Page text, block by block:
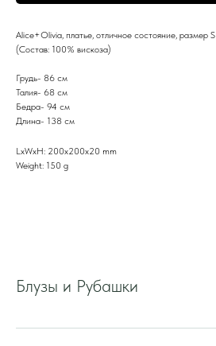
Alice+Olivia, платье, отличное состояние, размер S
(Состав: 100% вискоза)
Грудь- 86 см
Талия- 68 см
Бедра- 94 см
Длина- 138 см
LxWxH: 200x200x20 mm
Weight: 150 g
Блузы и Рубашки